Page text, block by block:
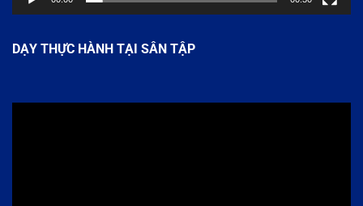
DẠY THỰC HÀNH TẠI SÂN TẬP